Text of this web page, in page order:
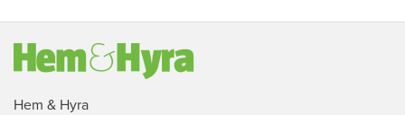
Hem & Hyra